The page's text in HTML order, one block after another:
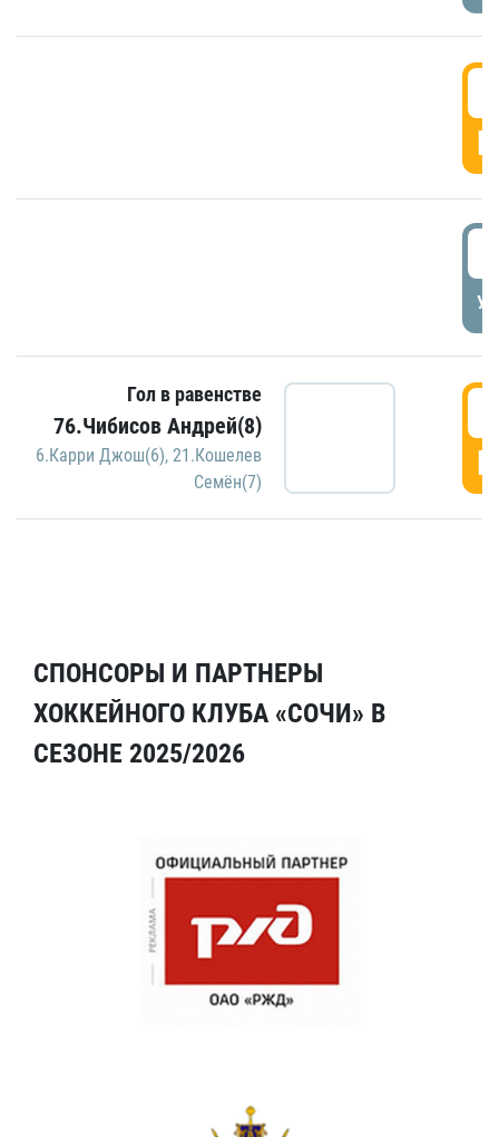
Гол в равенстве
76.Чибисов Андрей(8)
6.Карри Джош(6), 21.Кошелев
Семён(7)
СПОНСОРЫ И ПАРТНЕРЫ
ХОККЕЙНОГО КЛУБА «СОЧИ» В
СЕЗОНЕ 2025/2026